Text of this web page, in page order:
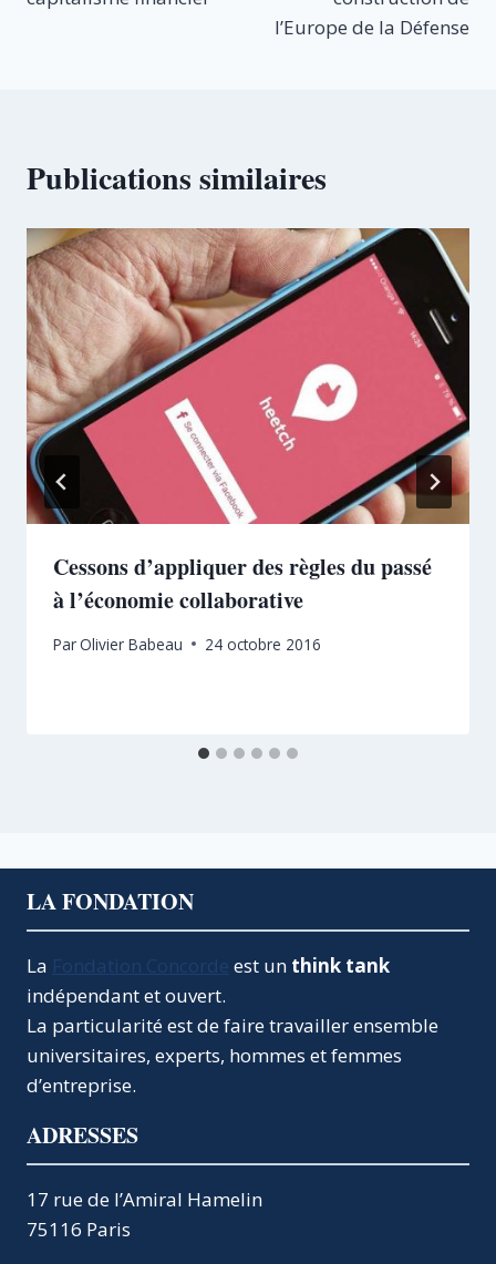
l’Europe de la Défense
Publications similaires
Cessons d’appliquer des règles du passé
à l’économie collaborative
ParOlivier Babeau 24 octobre 2016
LA FONDATION
La Fondation Concorde est un think tank
indépendant et ouvert.
La particularité est de faire travailler ensemble
universitaires, experts, hommes et femmes
d’entreprise.
ADRESSES
17 rue de l’Amiral Hamelin
75116 Paris